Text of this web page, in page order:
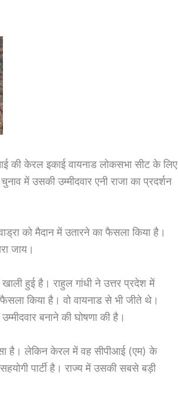
की केरल इकाई वायनाड लोकसभा सीट के लिए
में उसकी उम्मीदवार एनी राजा का प्रदर्शन
को मैदान में उतारने का फैसला किया है।
जाय।
हुई है। राहुल गांधी ने उत्तर प्रदेश में
किया है। वो वायनाड से भी जीते थे।
बनाने की घोषणा की है।
है। लेकिन केरल में वह सीपीआई (एम) के
पार्टी है। राज्य में उसकी सबसे बड़ी